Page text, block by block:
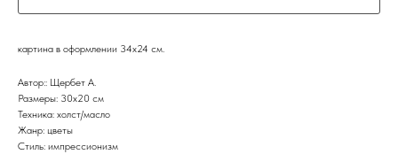
картина в оформлении 34х24 см.
Автор:: Щербет А.
Размеры: 30х20 см
Техника: холст/масло
Жанр: цветы
Стиль: импрессионизм